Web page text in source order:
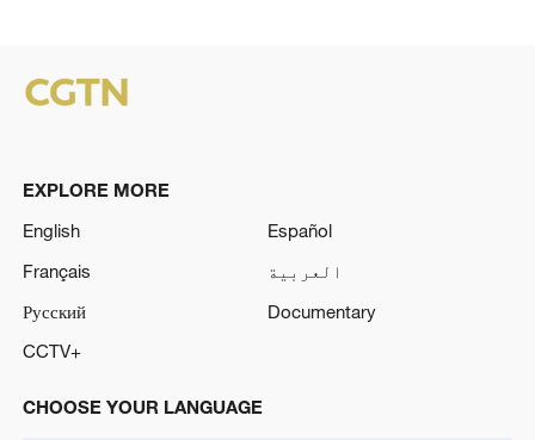
EXPLORE MORE
English
Español
Français
العربية
Русский
Documentary
CCTV+
CHOOSE YOUR LANGUAGE